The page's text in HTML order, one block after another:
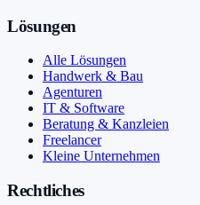
Lösungen
Alle Lösungen
Handwerk & Bau
Agenturen
IT & Software
Beratung & Kanzleien
Freelancer
Kleine Unternehmen
Rechtliches